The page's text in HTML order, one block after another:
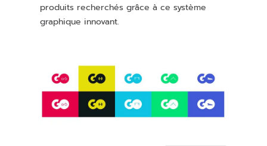
produits recherchés grâce à ce système
graphique innovant.